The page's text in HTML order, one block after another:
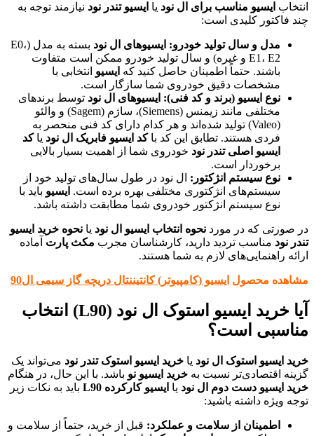
انتخاب ایسیو مناسب برای ال نود یا ایسیو تندر نود نیازمند توجه به
چند فاکتور کلیدی است:
مدل و سال تولید خودرو: ایسیوهای ال نود
بسته به مدل (E0،
E1، E2 و غیره) و سال تولید خودرو ممکن است متفاوت
باشند. حتماً اطمینان حاصل کنید که ایسیو انتخابی با
مشخصات دقیق خودروی شما سازگار است.
نوع ایسیو (برند و کد فنی): ایسیوهای ال نود توسط برندهای
مختلفی مانند زیمنس (Siemens)، ساژم (Sagem) و والئو
(Valeo) تولید شده‌اند و هر کدام دارای کد فنی منحصر به
فردی هستند. تطابق این کد باکد ایسیو فابریک ال نود یاکد
ایسیو اصلی تندر نود خودروی شما از اهمیت بسیار بالایی
برخوردار است.
نوع سیستم انژکتور: ال نود در طول سال‌های تولید خود از
سیستم‌های انژکتوری مختلفی بهره برده است. ایسیو باید با
نوع سیستم انژکتور خودروی شما مطابقت داشته باشد.
در صورتی که در مورد نحوه انتخاب ایسیو ال نود یا نحوه خرید ایسیو
تندر نود مناسب تردید دارید، کارشناسان مجرب مکث پارت آماده
ارائه راهنمایی‌های لازم به شما هستند.
مشاهده محصول ایسیو (کامپیوتر) کانتیننتال دریچه گاز سیمی ال90
آیا خرید ایسیو استوک ال نود (L90) انتخاب
مناسبی است؟
خرید ایسیو استوک ال نود یا خرید ایسیو استوک تندر نود می‌تواند یک
گزینه اقتصادی‌تر نسبت به خرید ایسیو نو باشد. با این حال، در هنگام
خرید ایسیو دست دوم ال نود یا ایسیو کارکرده L90
باید به نکات زیر
توجه ویژه داشته باشید:
اطمینان از سلامت و عملکرد: قبل از خرید، حتماً از سلامت و